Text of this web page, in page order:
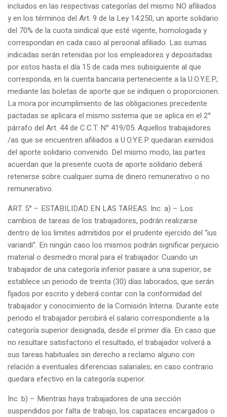
incluidos en las respectivas categorías del mismo NO afiliados
y en los términos del Art. 9 de la Ley 14.250, un aporte solidario
del 70% de la cuota sindical que esté vigente, homologada y
correspondan en cada caso al personal afiliado. Las sumas
indicadas serán retenidas por los empleadores y depositadas
por estos hasta el día 15 de cada mes subsiguiente al que
corresponda, en la cuenta bancaria perteneciente a la U.O.Y.E.P.;
mediante las boletas de aporte que se indiquen o proporcionen.
La mora por incumplimiento de las obligaciones precedente
pactadas se aplicara el mismo sistema que se aplica en el 2°
párrafo del Art. 44 de C.C.T. N° 419/05. Aquellos trabajadores
/as que se encuentren afiliados a U.O.Y.E.P. quedaran eximidos
del aporte solidario convenido. Del mismo modo, las partes
acuerdan que la presente cuota de aporte solidario deberá
retenerse sobre cualquier suma de dinero remunerativo o no
remunerativo.
ART. 5° – ESTABILIDAD EN LAS TAREAS. Inc. a) – Los
cambios de tareas de los trabajadores, podrán realizarse
dentro de los limites admitidos por el prudente ejercido del “ius
variandi”. En ningún caso los mismos podrán significar perjuicio
material o desmedro moral para el trabajador. Cuando un
trabajador de una categoría inferior pasare a una superior, se
establece un periodo de treinta (30) días laborados, que serán
fijados por escrito y deberá contar con la conformidad del
trabajador y conocimiento de la Comisión Interna. Durante este
periodo el trabajador percibirá el salario correspondiente a la
categoría superior designada, desde el primer día. En caso que
no resultare satisfactorio el resultado, el trabajador volverá a
sus tareas habituales sin derecho a reclamo alguno con
relación a eventuales diferencias salariales; en caso contrario
quedara efectivo en la categoría superior.
Inc. b) – Mientras haya trabajadores de una sección
suspendidos por falta de trabajo, los capataces encargados o